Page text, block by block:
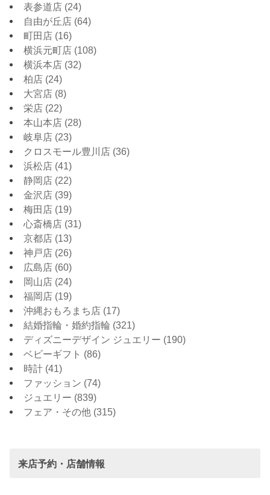
表参道店 (24)
自由が丘店 (64)
町田店 (16)
横浜元町店 (108)
横浜本店 (32)
柏店 (24)
大宮店 (8)
栄店 (22)
本山本店 (28)
岐阜店 (23)
クロスモール豊川店 (36)
浜松店 (41)
静岡店 (22)
金沢店 (39)
梅田店 (19)
心斎橋店 (31)
京都店 (13)
神戸店 (26)
広島店 (60)
岡山店 (24)
福岡店 (19)
沖縄おもろまち店 (17)
結婚指輪・婚約指輪 (321)
ディズニーデザイン ジュエリー (190)
ベビーギフト (86)
時計 (41)
ファッション (74)
ジュエリー (839)
フェア・その他 (315)
来店予約・店舗情報